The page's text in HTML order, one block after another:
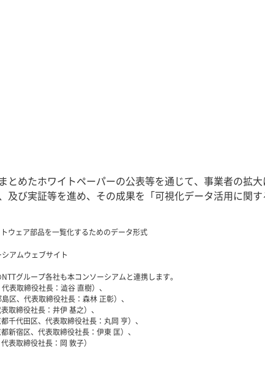
とめたホワイトペーパーの公表等を通じて、事業者の拡
及び実証等を進め、その成果を「可視化データ活用に関
ウェア部品を一覧化するためのデータ形式
アムウェブサイト
グループ各社も本コンソーシアムと連携します。
表取締役社長：澁谷 直樹）、
区、代表取締役社長：森林 正彰）、
取締役社長：井伊 基之）、
千代田区、代表取締役社長：丸岡 亨）、
新宿区、代表取締役社長：伊東 匡）、
表取締役社長：岡 敦子）